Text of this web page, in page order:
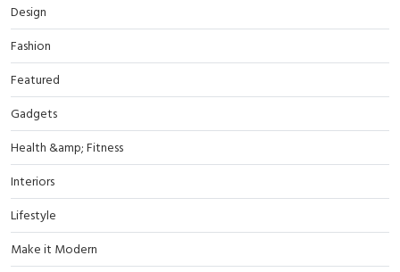
Design
Fashion
Featured
Gadgets
Health &amp; Fitness
Interiors
Lifestyle
Make it Modern